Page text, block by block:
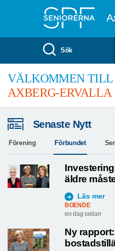
Sök
VÄLKOMMEN TILL
AXBERG-ERVALLA
Senaste Nytt
Förening Förbundet
äldre
Läs mer
BOENDE
en dag sedan
Ny